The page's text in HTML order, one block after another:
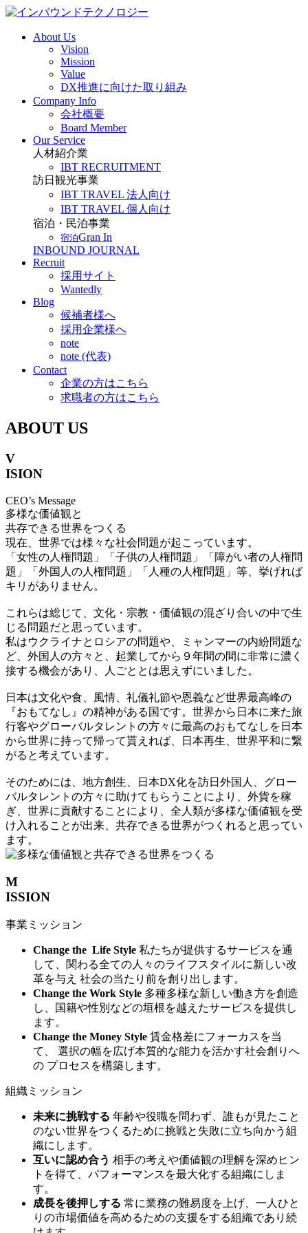
About Us
Vision
Mission
Value
DX推進に向けた取り組み
Company Info
会社概要
Board Member
Our Service
人材紹介業
IBT RECRUITMENT
訪日観光事業
IBT TRAVEL 法人向け
IBT TRAVEL 個人向け
宿泊・民泊事業
宿泊Gran In
INBOUND JOURNAL
Recruit
採用サイト
Wantedly
Blog
候補者様へ
採用企業様へ
note
note (代表)
Contact
企業の方はこちら
求職者の方はこちら
ABOUT US
V
ISION
CEO’s Message
多様な価値観と
共存できる世界をつくる
現在、世界では様々な社会問題が起こっています。
「女性の人権問題」「子供の人権問題」「障がい者の人権問
題」「外国人の人権問題」「人種の人権問題」等、挙げれば
キリがありません。
これらは総じて、文化・宗教・価値観の混ざり合いの中で生
じる問題だと思っています。
私はウクライナとロシアの問題や、ミャンマーの内紛問題な
ど、外国人の方々と、起業してから９年間の間に非常に濃く
接する機会があり、人ごととは思えずにいました。
日本は文化や食、風情、礼儀礼節や恩義など世界最高峰の
『おもてなし』の精神がある国です。世界から日本に来た旅
行客やグローバルタレントの方々に最高のおもてなしを日本
から世界に持って帰って貰えれば、日本再生、世界平和に繋
がると考えています。
そのためには、地方創生、日本DX化を訪日外国人、グロー
バルタレントの方々に助けてもらうことにより、外貨を稼
ぎ、世界に貢献することにより、全人類が多様な価値観を受
け入れることが出来、共存できる世界がつくれると思ってい
ます。
M
ISSION
事業ミッション
Change the Life Style 私たちが提供するサービスを通
して、関わる全ての人々のライフスタイルに新しい改
革を与え 社会の当たり前を創り出します。
Change the Work Style 多種多様な新しい働き方を創造
し、国籍や性別などの垣根を越えたサービスを提供し
ます。
Change the Money Style 賃金格差にフォーカスを当
て、 選択の幅を広げ本質的な能力を活かす社会創りへ
の プロセスを構築します。
組織ミッション
未来に挑戦する 年齢や役職を問わず、誰もが見たこと
のない世界をつくるために挑戦と失敗に立ち向かう組
織にします。
互いに認め合う 相手の考えや価値観の理解を深めヒン
トを得て、パフォーマンスを最大化する組織にしま
す。
成長を後押しする 常に業務の難易度を上げ、一人ひと
りの市場価値を高めるための支援をする組織であり続